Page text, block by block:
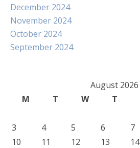
December 2024
November 2024
October 2024
September 2024
August 2026
M
T W T
3
4 5 6 7
10
11 12 13 14